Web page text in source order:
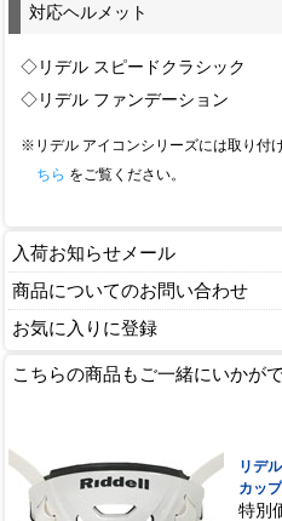
対応ヘルメット
◇リデル スピードクラシック
◇リデル ファンデーション
※リデル アイコンシリーズには取り付
ちら をご覧ください。
入荷お知らせメール
商品についてのお問い合わせ
お気に入りに登録
こちらの商品もご一緒にいかが
リデ
カッ
特別